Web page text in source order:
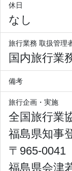
休日
なし
旅行業務 取扱管理
国内旅行業
備考
旅行企画・実施
全国旅行業
福島県知事
〒965-0041
福島県会津